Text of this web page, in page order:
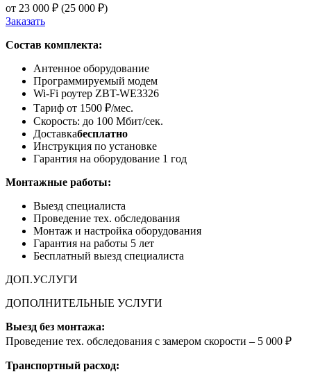
от 23 000 ₽ (25 000 ₽)
Заказать
Состав комплекта:
Антенное оборудование
Программируемый модем
Wi-Fi роутер ZBT-WE3326
Тариф от 1500 ₽/мес.
Скорость: до 100 Мбит/сек.
Доставкабесплатно
Инструкция по установке
Гарантия на оборудование 1 год
Монтажные работы:
Выезд специалиста
Проведение тех. обследования
Монтаж и настройка оборудования
Гарантия на работы 5 лет
Бесплатный выезд специалиста
ДОП.УСЛУГИ
ДОПОЛНИТЕЛЬНЫЕ УСЛУГИ
Выезд без монтажа:
Проведение тех. обследования с замером скорости – 5 000 ₽
Транспортный расход: